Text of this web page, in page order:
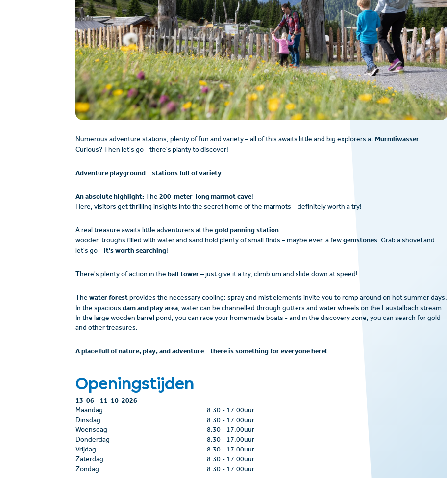
Numerous adventure stations, plenty of fun and variety – all of this awaits little and big explorers at Murmliwasser.
Curious? Then let's go - there's planty to discover!
Adventure playground – stations full of variety
An absolute highlight:The 200-meter-long marmot cave!
Here, visitors get thrilling insights into the secret home of the marmots – definitely worth a try!
A real treasure awaits little adventurers at the gold panning station:
wooden troughs filled with water and sand hold plenty of small finds – maybe even a few gemstones. Grab a shovel and
let's go – it's worth searching!
There's plenty of action in the ball tower– just give it a try, climb um and slide down at speed!
The water forestprovides the necessary cooling: spray and mist elements invite you to romp around on hot summer days.
In the spacious dam and play area, water can be channelled through gutters and water wheels on the Laustalbach stream.
In the large wooden barrel pond, you can race your homemade boats - and in the discovery zone, you can search for gold
and other treasures.
A place full of nature, play, and adventure – there is something for everyone here!
Openingstijden
13-06-11-10-2026
Maandag 8.30- 17.00uur
Dinsdag
8.30- 17.00uur
Woensdag
8.30- 17.00uur
Donderdag
8.30- 17.00uur
Vrijdag
8.30- 17.00uur
Zaterdag
8.30- 17.00uur
Zondag
8.30- 17.00uur